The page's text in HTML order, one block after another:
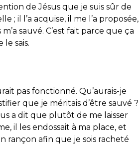
de Jésus que je suis sûr de
; il l’a acquise, il me l’a proposée,
sauvé. C’est fait parce que ça
sais.
pas fonctionné. Qu’aurais-je
que je méritais d’être sauvé ?
a dit que plutôt de me laisser
il les endossait à ma place, et
rançon afin que je sois racheté